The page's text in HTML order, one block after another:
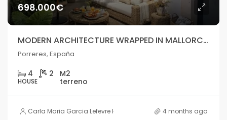
698.000€
MODERN ARCHITECTURE WRAPPED IN MALLORCAN STONE
Porreres, España
4 2
HOUSE
Carla Maria Garcia Lefevre HOUSE 4 months ago